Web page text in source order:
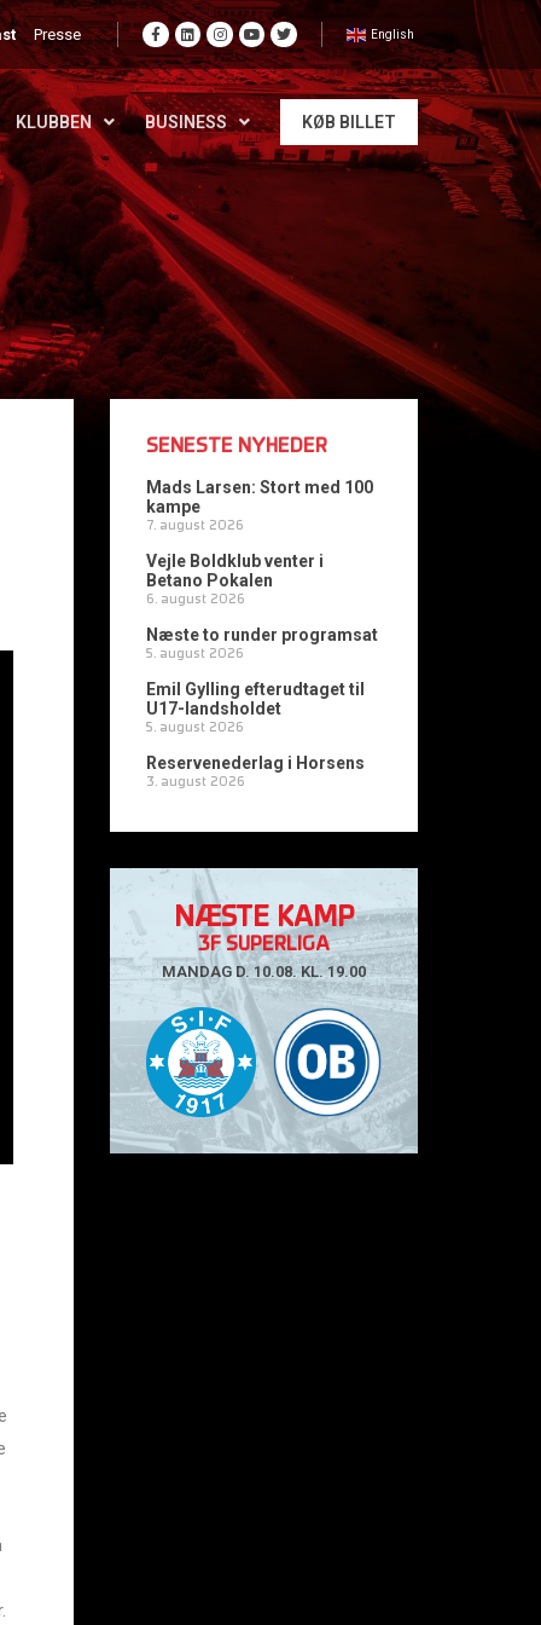
Presse English
KLUBBEN BUSINESS KØB BILLET
SENESTE NYHEDER
Mads Larsen: Stort med 100
kampe
7. august 2026
Vejle Boldklub venter i
Betano Pokalen
6. august 2026
Næste to runder programsat
5. august 2026
Emil Gylling efterudtaget til
U17-landsholdet
5. august 2026
Reservenederlag i Horsens
3. august 2026
NÆSTE KAMP
3F SUPERLIGA
MANDAG D. 10.08. KL. 19.00